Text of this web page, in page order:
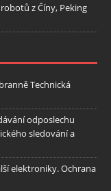
z Číny, Peking
Technická
odposlechu
sledování a
elektroniky. Ochrana